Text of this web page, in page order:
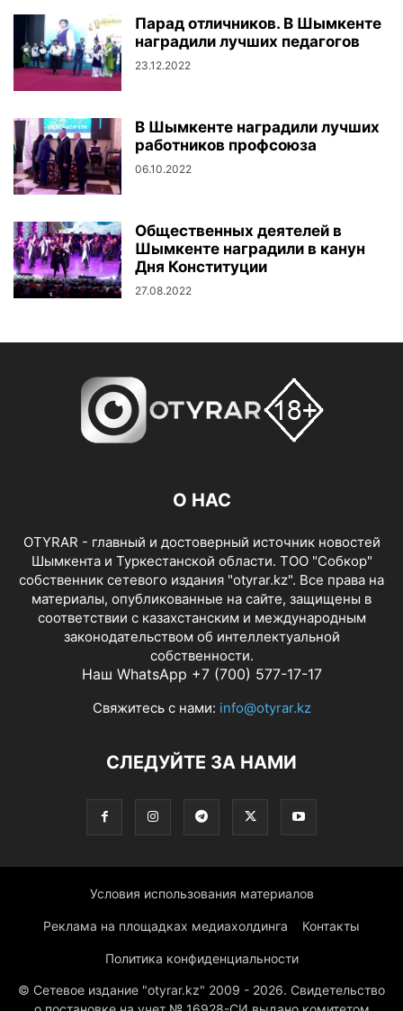
Парад отличников. В Шымкенте
наградили лучших педагогов
23.12.2022
В Шымкенте наградили лучших
работников профсоюза
06.10.2022
Общественных деятелей в
Шымкенте наградили в канун
Дня Конституции
27.08.2022
О НАС
OTYRAR - главный и достоверный источник новостей
Шымкента и Туркестанской области. ТОО "Собкор"
собственник сетевого издания "otyrar.kz". Все права на
материалы, опубликованные на сайте, защищены в
соответствии с казахстанским и международным
законодательством об интеллектуальной
собственности.
Наш WhatsApp +7 (700) 577-17-17
Свяжитесь с нами: info@otyrar.kz
СЛЕДУЙТЕ ЗА НАМИ
Условия использования материалов
Реклама на площадках медиахолдинга Контакты
Политика конфиденциальности
© Сетевое издание "otyrar.kz" 2009 - 2026. Свидетельство